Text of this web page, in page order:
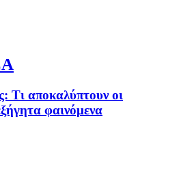
Τι αποκαλύπτουν οι
φαινόμενα